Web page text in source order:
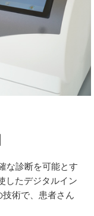
な診断を可能とす
したデジタルイン
術で、患者さん